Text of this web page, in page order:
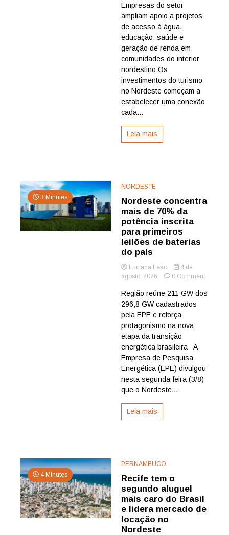
Empresas do setor
ampliam apoio a projetos
de acesso à água,
educação, saúde e
geração de renda em
comunidades do interior
nordestino Os
investimentos do turismo
no Nordeste começam a
estabelecer uma conexão
cada...
Leia mais
3 Minutes
NORDESTE
Nordeste concentra
mais de 70% da
potência inscrita
para primeiros
leilões de baterias
do país
Luciana Leão
4 de
agosto, 2026
0 Commenton
Região reúne 211 GW dos
296,8 GW cadastrados
pela EPE e reforça
protagonismo na nova
etapa da transição
energética brasileira A
Empresa de Pesquisa
Energética (EPE) divulgou
nesta segunda-feira (3/8)
que o Nordeste...
Leia mais
4 Minutes
PERNAMBUCO
Recife tem o
segundo aluguel
mais caro do Brasil
e lidera mercado de
locação no
Nordeste